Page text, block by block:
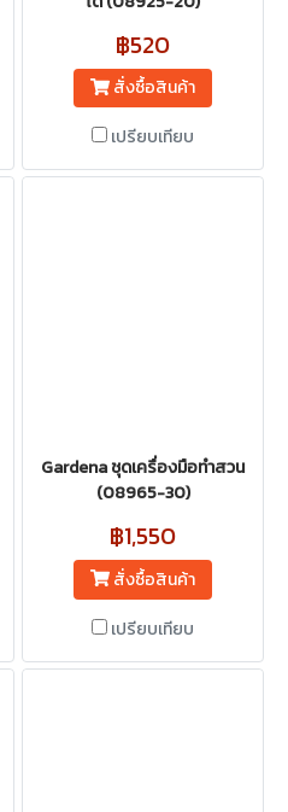
฿520
สั่งซื้อสินค้า
เปรียบเทียบ
Gardena ชุดเครื่องมือทำสวน
(08965-30)
฿1,550
สั่งซื้อสินค้า
เปรียบเทียบ